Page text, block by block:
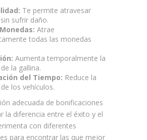
Te permite atravesar
sufrir daño.
Atrae
todas las monedas
Aumenta temporalmente la
la gallina.
del Tiempo: Reduce la
los vehículos.
adecuada de bonificaciones
la diferencia entre el éxito y el
con diferentes
para encontrar las que mejor